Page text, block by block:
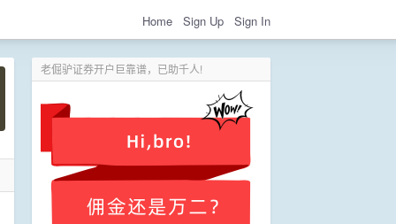
Home Sign Up Sign In
老倔驴证券开户巨靠谱，已助千人!